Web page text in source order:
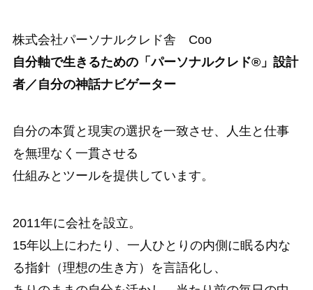
株式会社パーソナルクレド舎 Coo
自分軸で生きるための「パーソナルクレド®」設計
者／自分の神話ナビゲーター
自分の本質と現実の選択を一致させ、人生と仕事
を無理なく一貫させる
仕組みとツールを提供しています。
2011年に会社を設立。
15年以上にわたり、一人ひとりの内側に眠る内な
る指針（理想の生き方）を言語化し、